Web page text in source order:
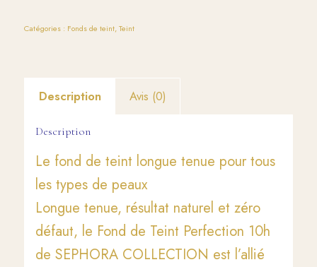
Catégories : Fonds de teint,Teint
Description Avis (0)
Description
Le fond de teint longue tenue pour tous
les types de peaux
Longue tenue, résultat naturel et zéro
défaut, le Fond de Teint Perfection 10h
de SEPHORA COLLECTION est l’allié